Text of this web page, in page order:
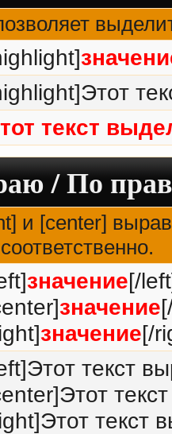
текст
/ По
и [center]
значение[/
значение
значение[/
текст
текст